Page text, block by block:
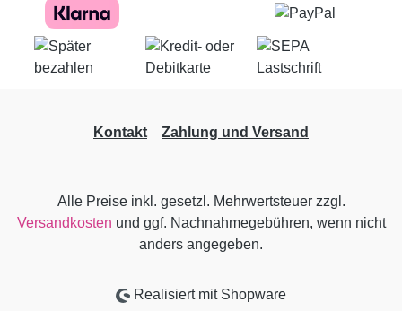
Kontakt Zahlung und Versand
Alle Preise inkl. gesetzl. Mehrwertsteuer zzgl.
Versandkosten und ggf. Nachnahmegebühren, wenn nicht
anders angegeben.
Realisiert mit Shopware